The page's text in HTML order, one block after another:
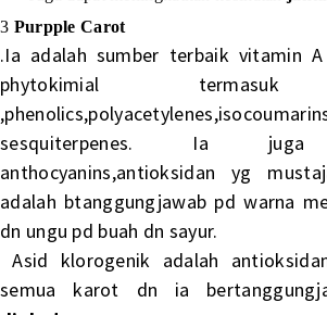
3 Purpple Carot
.Ia adalah sumber terbaik vitamin
phytokimial termasuk
sesquiterpenes. Ia juga
anthocyanins,antioksidan yg
adalah btanggungjawab pd warna
dn ungu pd buah dn sayur.
Asid klorogenik adalah
semua karot dn ia